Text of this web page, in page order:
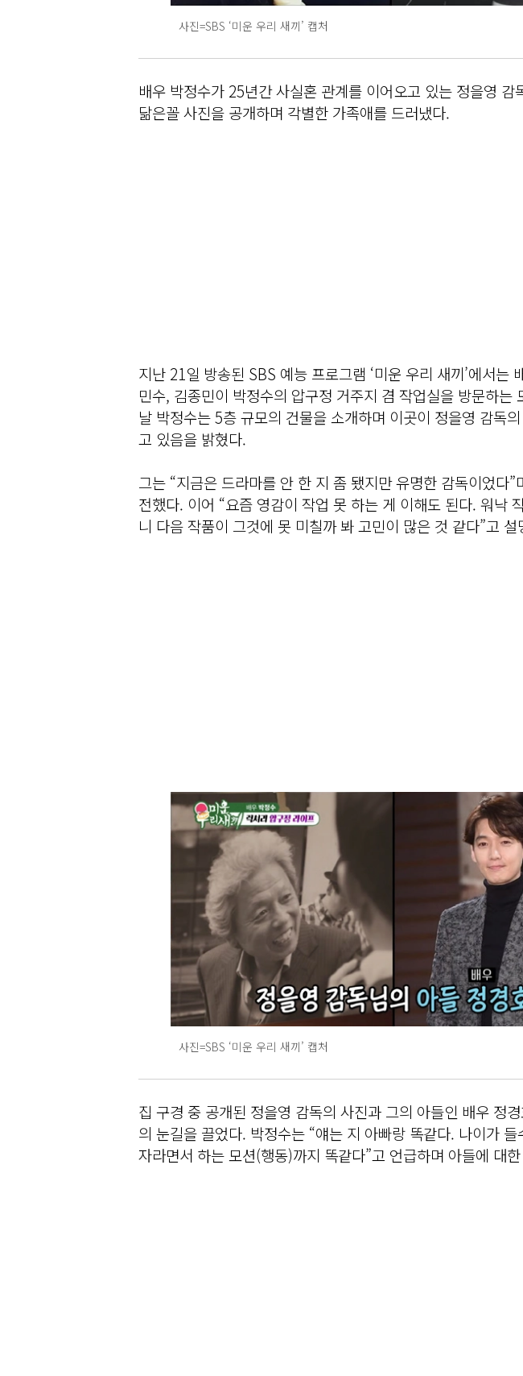
사진=SBS ‘미운 우리 새끼’ 캡처
배우 박정수가 25년간 사실혼 관계를 이어오고 있는 정을영 감
닮은꼴 사진을 공개하며 각별한 가족애를 드러냈다.
지난 21일 방송된 SBS 예능 프로그램 ‘미운 우리 새끼’에서는
민수, 김종민이 박정수의 압구정 거주지 겸 작업실을 방문하는
날 박정수는 5층 규모의 건물을 소개하며 이곳이 정을영 감독
고 있음을 밝혔다.
그는 “지금은 드라마를 안 한 지 좀 됐지만 유명한 감독이었다
전했다. 이어 “요즘 영감이 작업 못 하는 게 이해도 된다. 워낙
니 다음 작품이 그것에 못 미칠까 봐 고민이 많은 것 같다”고 설
사진=SBS ‘미운 우리 새끼’ 캡처
집 구경 중 공개된 정을영 감독의 사진과 그의 아들인 배우 정
의 눈길을 끌었다. 박정수는 “얘는 지 아빠랑 똑같다. 나이가
자라면서 하는 모션(행동)까지 똑같다”고 언급하며 아들에 대